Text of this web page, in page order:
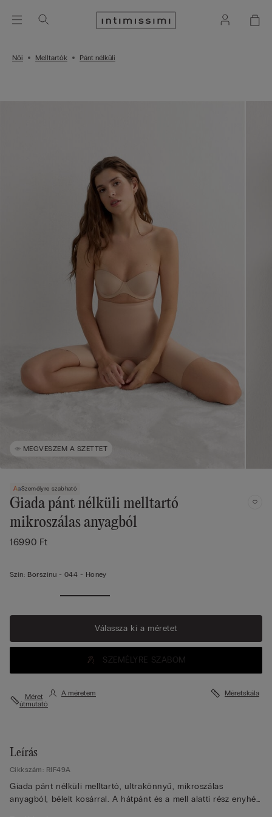
Női Melltartók Pánt nélküli
MEGVESZEM A SZETTET
Személyre szabható
Giada pánt nélküli melltartó
mikroszálas anyagból
16990 Ft
Szín: Borszínu - 044 - Honey
Válassza ki a méretet
SZEMÉLYRE SZABOM
Méret
útmutató
A méretem Méretskála
Leírás
Cikkszám: RIF49A
Giada pánt nélküli melltartó, ultrakönnyű, mikroszálas
anyagból, bélelt kosárral. A hátpánt és a mell alatti rész enyhén